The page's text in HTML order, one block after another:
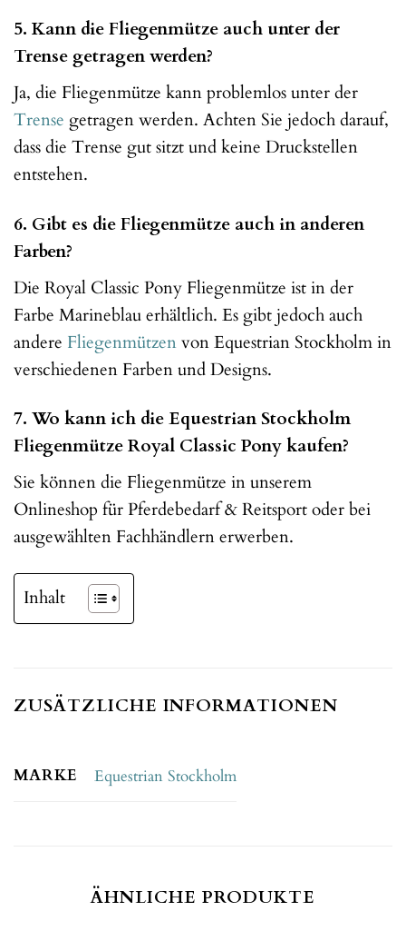
5. Kann die Fliegenmütze auch unter der
Trense getragen werden?
Ja, die Fliegenmütze kann problemlos unter der
Trense getragen werden. Achten Sie jedoch darauf,
dass die Trense gut sitzt und keine Druckstellen
entstehen.
6. Gibt es die Fliegenmütze auch in anderen
Farben?
Die Royal Classic Pony Fliegenmütze ist in der
Farbe Marineblau erhältlich. Es gibt jedoch auch
andere Fliegenmützenvon Equestrian Stockholm in
verschiedenen Farben und Designs.
7. Wo kann ich die Equestrian Stockholm
Fliegenmütze Royal Classic Pony kaufen?
Sie können die Fliegenmütze in unserem
Onlineshop für Pferdebedarf & Reitsport oder bei
ausgewählten Fachhändlern erwerben.
Inhalt
ZUSÄTZLICHE INFORMATIONEN
MARKE Equestrian Stockholm
ÄHNLICHE PRODUKTE